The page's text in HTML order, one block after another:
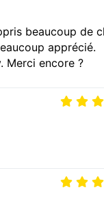
beaucoup de
apprécié.
Merci encore ?